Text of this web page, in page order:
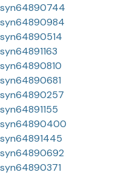
syn64890744
syn64890984
syn64890514
syn64891163
syn64890810
syn64890681
syn64890257
syn64891155
syn64890400
syn64891445
syn64890692
syn64890371